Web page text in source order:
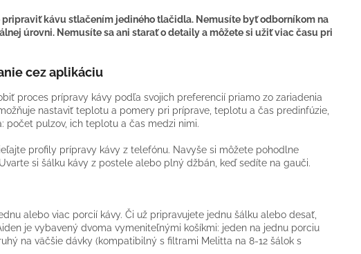
kávu stlačením jediného tlačidla. Nemusíte byť odborníkom na
úrovni. Nemusíte sa ani starať o detaily a môžete si užiť viac času pri
cez aplikáciu
proces prípravy kávy podľa svojich preferencií priamo zo zariadenia
nastaviť teplotu a pomery pri príprave, teplotu a čas predinfúzie,
počet pulzov, ich teplotu a čas medzi nimi.
profily prípravy kávy z telefónu. Navyše si môžete pohodlne
si šálku kávy z postele alebo plný džbán, keď sedíte na gauči.
alebo viac porcií kávy. Či už pripravujete jednu šálku alebo desať,
je vybavený dvoma vymeniteľnými košíkmi: jeden na jednu porciu
na väčšie dávky (kompatibilný s filtrami Melitta na 8-12 šálok s